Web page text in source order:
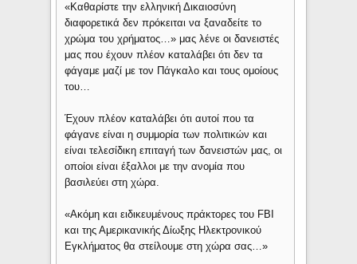
«Kαθαρίστε την ελληνική Δικαιοσύνη
διαφορετικά δεν πρόκειται να ξαναδείτε το
χρώμα του χρήματος…» μας λένε οι δανειστές
μας που έχουν πλέον καταλάβει ότι δεν τα
φάγαμε μαζί με τον Πάγκαλο και τους ομοίους
του…
Έχουν πλέον καταλάβει ότι αυτοί που τα
φάγανε είναι η συμμορία των πολιτικών και
είναι τελεσίδικη επιταγή των δανειστών μας, οι
οποίοι είναι έξαλλοι με την ανομία που
βασιλεύει στη χώρα.
«Ακόμη και ειδικευμένους πράκτορες του FBI
και της Αμερικανικής Δίωξης Ηλεκτρονικού
Εγκλήματος θα στείλουμε στη χώρα σας…»